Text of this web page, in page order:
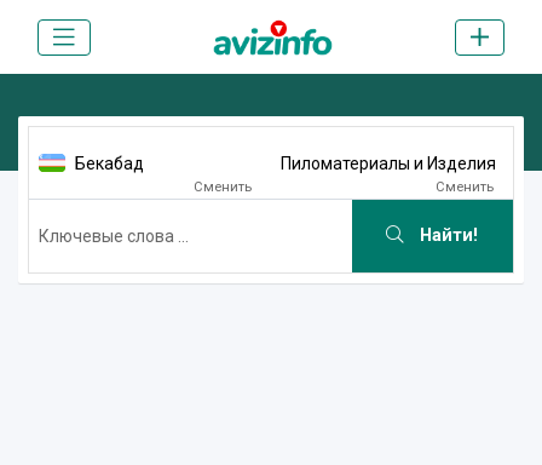
Бекабад
Сменить
Пиломатериалы и Изделия
Сменить
Найти!